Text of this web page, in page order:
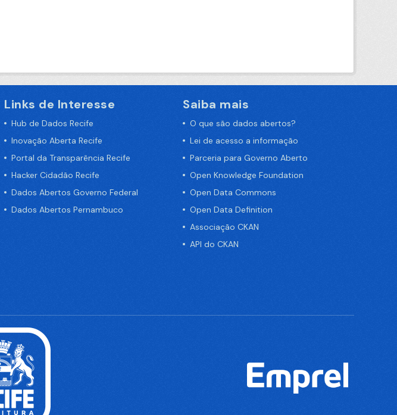
Links de Interesse
Hub de Dados Recife
Inovação Aberta Recife
Portal da Transparência Recife
Hacker Cidadão Recife
Dados Abertos Governo Federal
Dados Abertos Pernambuco
Saiba mais
O que são dados abertos?
Lei de acesso a informação
Parceria para Governo Aberto
Open Knowledge Foundation
Open Data Commons
Open Data Definition
Associação CKAN
API do CKAN